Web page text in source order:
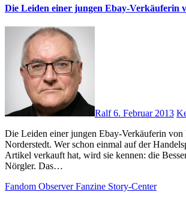
Die Leiden einer jungen Ebay-Verkäuferin
Ralf6. Februar 2013
Die Leiden einer jungen Ebay-Verkäuferin von Romy Fischer. BoD
Norderstedt. Wer schon einmal auf der
Artikel verkauft hat, wird sie kennen: die
Nörgler. Das…
Fandom ObserverFanzine Story-Center